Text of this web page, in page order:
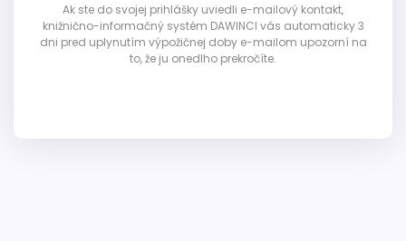
Ak ste do svojej prihlášky uviedli e-mailový kontakt,
knižnično-informačný systém DAWINCI vás automaticky 3
dni pred uplynutím výpožičnej doby e-mailom upozorní na
to, že ju onedlho prekročíte.